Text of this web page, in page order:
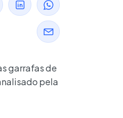
garrafas de
pela